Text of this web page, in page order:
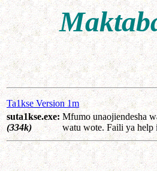
Ta1kse Version 1m
suta1kse.exe:
(334k)
Mfumo unaojiendesha
watu wote. Faili ya